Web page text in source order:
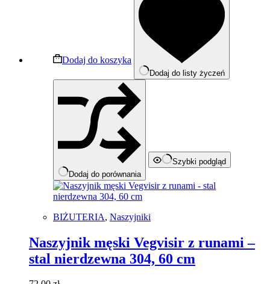
Dodaj do koszyka
Dodaj do listy życzeń
Dodaj do porównania
Szybki podgląd
BIŻUTERIA, Naszyjniki
Naszyjnik męski Vegvisir z runami –
stal nierdzewna 304, 60 cm